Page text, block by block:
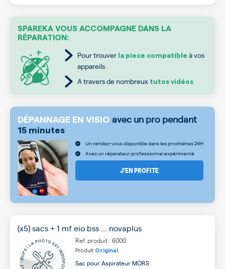
SPAREKA VOUS ACCOMPAGNE DANS LA
RÉPARATION:
Pour trouver la piece compatible à vos
appareils
A travers de nombreux tutos vidéos
DÉPANNAGE EN VISIO avec un pro pendant
15 minutes
Un rendez-vous disponible dans les prochaines 24H
Avec un réparateur professionnel expérimenté
J’EN PROFITE
(x5) sacs + 1 mf eio bss ... novaplus
Ref. produit : 6000
Produit Original
Sac pour Aspirateur MORS